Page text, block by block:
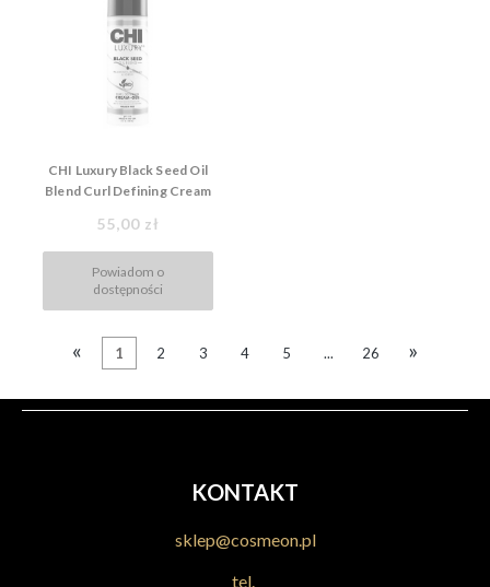
CHI Luxury Black Seed Oil
Blend Curl Defining Cream
stylizacji włosów
kręconych
55,00 zł
Powiadom o
dostępności
« 1 2 3 4 5 ... 26 »
KONTAKT
sklep@cosmeon.pl
tel.